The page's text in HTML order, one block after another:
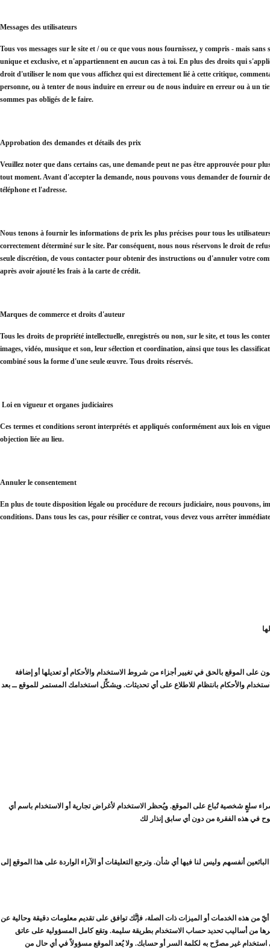
Messages des utilisateurs
Tous vos messages sur le site et / ou ce que vous nous fournissez, y compris - mais
unique et exclusive, et n'appartiennent en aucun cas à toi. En plus des droits qui
droit d'utiliser le nom que vous affichez qui est directement lié à cette critique,
personne, ou à tenter de nous induire en erreur ou de nous induire en erreur ou à un
sommes pas obligés de le faire.
Approbation des demandes et détails des prix
Veuillez noter que dans certains cas, une demande peut ne pas être approuvée pour
tout moment. Avant d'accepter la demande, nous pouvons vous demander de fournir
téléphone et l'adresse.
Nous tenons à fournir les informations de prix les plus précises pour tous les
correctement déterminé sur le site. Par conséquent, nous nous réservons le droit de
seule discrétion, de vous contacter pour obtenir des instructions ou d'annuler votre
après avoir ajouté les frais à la carte de crédit.
Marques de commerce et droits d'auteur
Tous les droits de propriété intellectuelle, enregistrés ou non, sur le site, et tous les
images, vidéo, musique et son, leur sélection et coordination, ainsi que tous les
combiné sous la forme d'une seule œuvre. Tous droits réservés.
Loi en vigueur et organes judiciaires
Ces termes et conditions seront interprétés et appliqués conformément aux lois en
objection liée au lieu.
Annuler le consentement
En plus de toute disposition légale ou procédure de recours judiciaire, nous pouvons,
conditions. Dans tous les cas, pour résilier ce contrat, vous devez vous arrêter
على الموقع بالحق في تغيير أجزاء من شروط الاستخدام والأحكام أو تعديلها أو إضافة
والأحكام بانتظام للاطلاع على أي تحديثات. ويشكِّل استخدامك المستمر للموقع ــ بعد
سلعٍ شخصية تُباع على الموقع. ويُحظر الاستخدام لأغراض تجارية أو الاستخدام باسم أي
أنفسهم وليس لنا فيها أي شأن. وترجع التعليقات أو الآراء الواردة على هذا الموقع إلى
من هذه الخدمات أو الميزات ذات الصلة، فإنَّك توافق على تقديم معلومات دقيقة وحالية عن
من أساليب تحديد حساب الاستخدام بطريقة سليمة. وتقع كامل المسؤولية على عاتق
غير مصرَّح به لكلمة السر أو حسابك. ولا يُعد الموقع مسؤولاً في أي حال من